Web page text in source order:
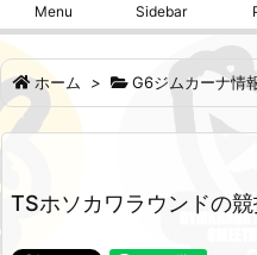
Menu Sidebar
ホーム > G6ジムカーナ情
TSホソカワラウンドの